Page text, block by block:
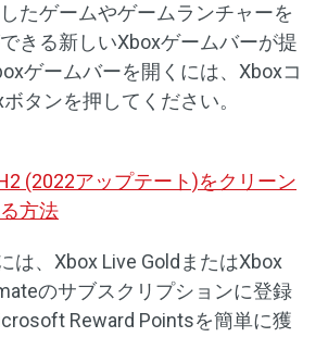
たゲームやゲームランチャーを
きる新しいXboxゲームバーが提
ゲームバーを開くには、Xboxコ
タンを押してください。
(2022アップテート)をクリーン
方法
は、Xbox Live GoldまたはXbox
のサブスクリプションに登録
Reward Pointsを簡単に獲